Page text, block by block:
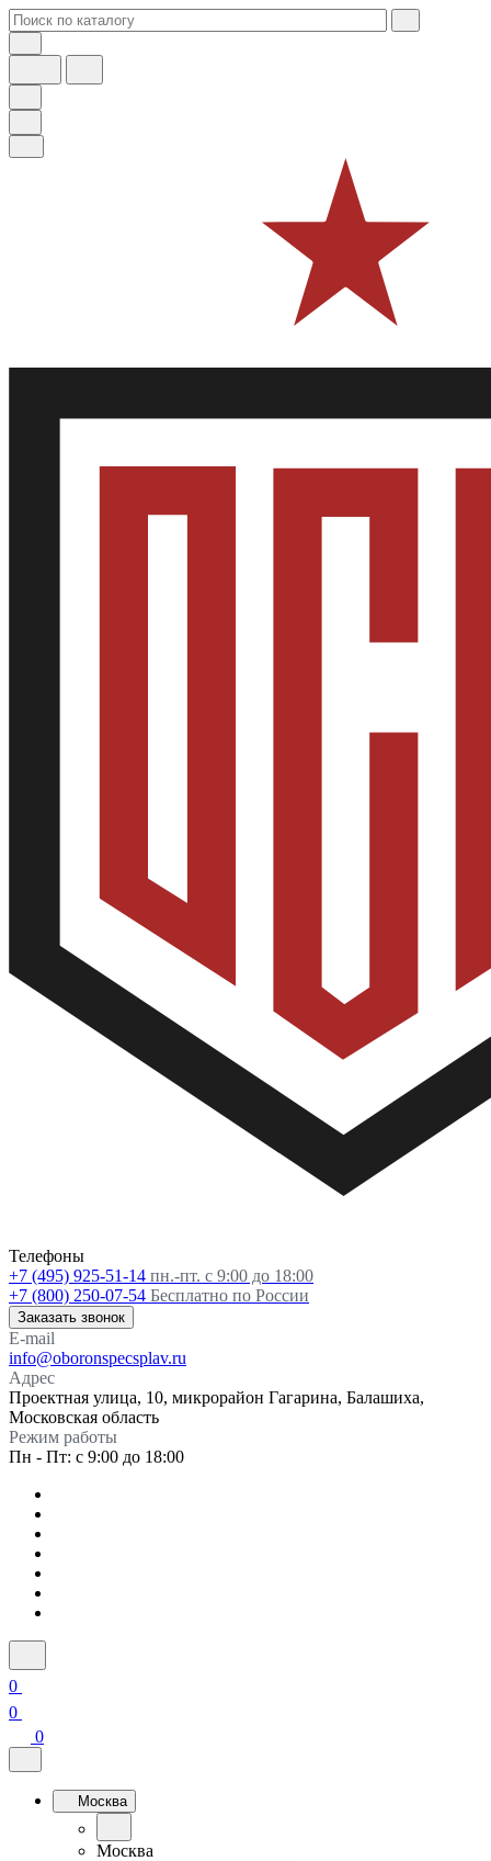
Телефоны
+7 (495) 925-51-14 пн.-пт. с 9:00 до 18:00
+7 (800) 250-07-54 Бесплатно по России
Заказать звонок
E-mail
info@oboronspecsplav.ru
Адрес
Проектная улица, 10, микрорайон Гагарина, Балашиха,
Московская область
Режим работы
Пн - Пт: с 9:00 до 18:00
0
0
0
Москва
Москва